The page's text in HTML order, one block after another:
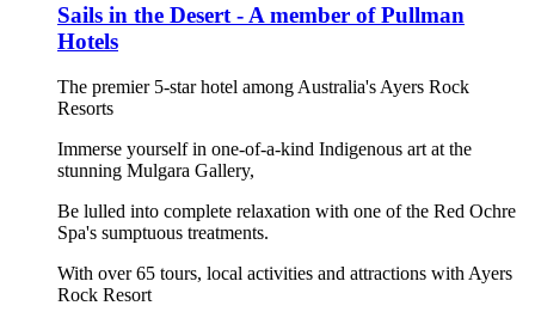
Sails in the Desert - A member of Pullman
Hotels
The premier 5-star hotel among Australia's Ayers Rock
Resorts
Immerse yourself in one-of-a-kind Indigenous art at the
stunning Mulgara Gallery,
Be lulled into complete relaxation with one of the Red Ochre
Spa's sumptuous treatments.
With over 65 tours, local activities and attractions with Ayers
Rock Resort